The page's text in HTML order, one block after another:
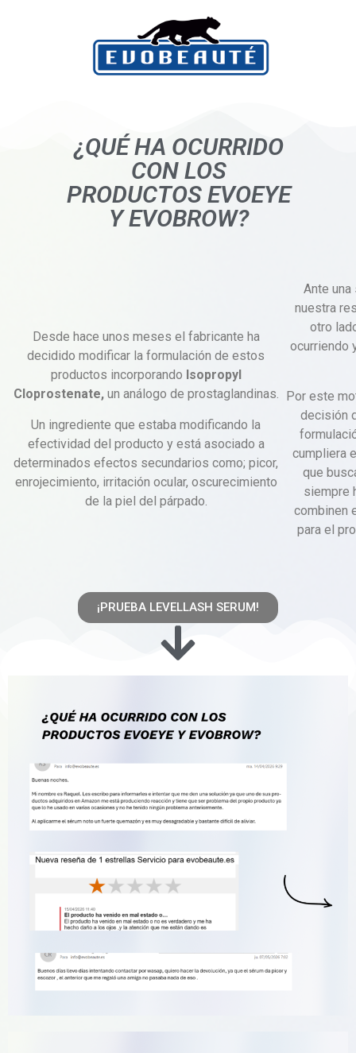
¿QUÉ HA OCURRIDO
CON LOS
PRODUCTOS EVOEYE
Y EVOBROW?
Desde hace unos meses el fabricante ha
decidido modificar la formulación de estos
productos incorporando Isopropyl
Cloprostenate,un análogo de prostaglandinas.
Un ingrediente que estaba modificando la
efectividad del producto y está asociado a
determinados efectos secundarios como; picor,
enrojecimiento, irritación ocular, oscurecimiento
de la piel del párpado.
Ante
nuestra
otro
ocurriendo
Por este
decisión
cumpliera
que
siempre
combinen
para el
¡PRUEBA LEVELLASH SERUM!